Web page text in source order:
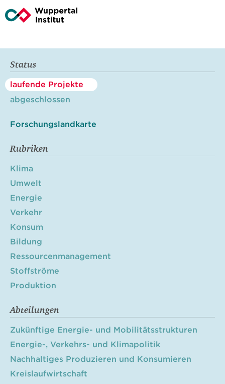
Status
laufende Projekte
abgeschlossen
Forschungslandkarte
Rubriken
Klima
Umwelt
Energie
Verkehr
Konsum
Bildung
Ressourcenmanagement
Stoffströme
Produktion
Abteilungen
Zukünftige Energie- und Mobilitätsstrukturen
Energie-, Verkehrs- und Klimapolitik
Nachhaltiges Produzieren und Konsumieren
Kreislaufwirtschaft